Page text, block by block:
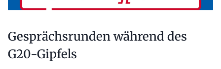
Gesprächsrunden während des
G20-Gipfels